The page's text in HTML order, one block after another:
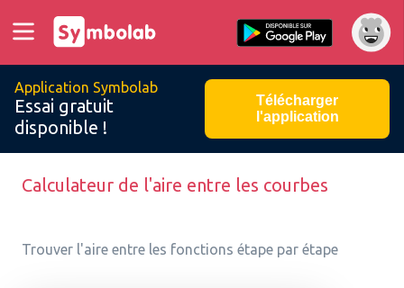
Application Symbolab
Essai gratuit
disponible !
Télécharger
l'application
Calculateur de l'aire entre les courbes
Trouver l'aire entre les fonctions étape par étape